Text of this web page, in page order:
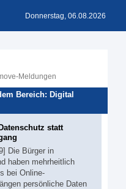
Donnerstag, 06.08.2026
Meldungen
Bereich: Digital
statt
Die Bürger in
haben mehrheitlich
bei Online-
persönliche Daten